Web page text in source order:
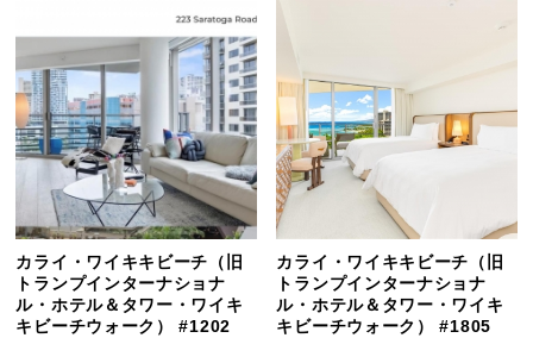
カライ・ワイキキビーチ（旧
トランプインターナショナ
ル・ホテル＆タワー・ワイキ
キビーチウォーク） #1202
カライ・ワイキキビーチ（旧
トランプインターナショナ
ル・ホテル＆タワー・ワイキ
キビーチウォーク） #1805